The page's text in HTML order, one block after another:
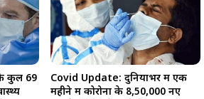
के कुल 69
Covid Update: दुनियाभर में एक
महीने में कोरोना के 8,50,000 नए